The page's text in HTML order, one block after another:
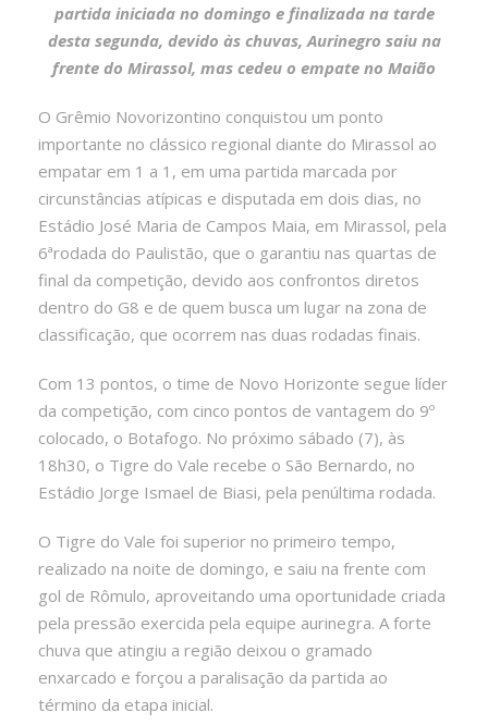
partida iniciada no domingo e finalizada na tarde
desta segunda, devido às chuvas, Aurinegro saiu na
frente do Mirassol, mas cedeu o empate no Maião
O Grêmio Novorizontino conquistou um ponto
importante no clássico regional diante do Mirassol ao
empatar em 1 a 1, em uma partida marcada por
circunstâncias atípicas e disputada em dois dias, no
Estádio José Maria de Campos Maia, em Mirassol, pela
6ªrodada do Paulistão, que o garantiu nas quartas de
final da competição, devido aos confrontos diretos
dentro do G8 e de quem busca um lugar na zona de
classificação, que ocorrem nas duas rodadas finais.
Com 13 pontos, o time de Novo Horizonte segue líder
da competição, com cinco pontos de vantagem do 9º
colocado, o Botafogo. No próximo sábado (7), às
18h30, o Tigre do Vale recebe o São Bernardo, no
Estádio Jorge Ismael de Biasi, pela penúltima rodada.
O Tigre do Vale foi superior no primeiro tempo,
realizado na noite de domingo, e saiu na frente com
gol de Rômulo, aproveitando uma oportunidade criada
pela pressão exercida pela equipe aurinegra. A forte
chuva que atingiu a região deixou o gramado
enxarcado e forçou a paralisação da partida ao
término da etapa inicial.